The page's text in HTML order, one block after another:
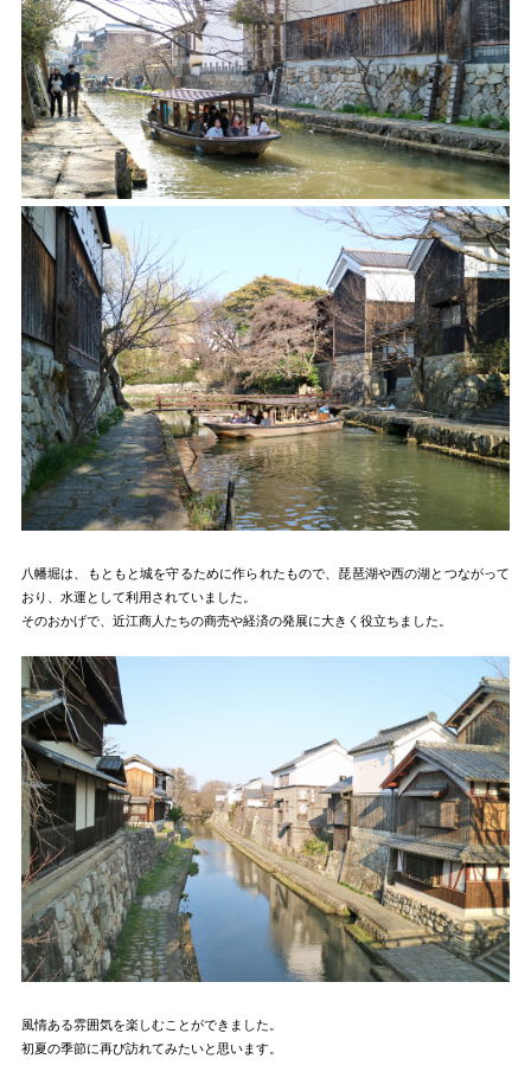
八幡堀は、もともと城を守るために作られたもので、琵琶湖や西の湖とつながって
おり、水運として利用されていました。
そのおかげで、近江商人たちの商売や経済の発展に大きく役立ちました。
風情ある雰囲気を楽しむことができました。
初夏の季節に再び訪れてみたいと思います。